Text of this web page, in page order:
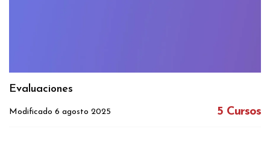
Evaluaciones
Modificado 6 agosto 2025 5 Cursos